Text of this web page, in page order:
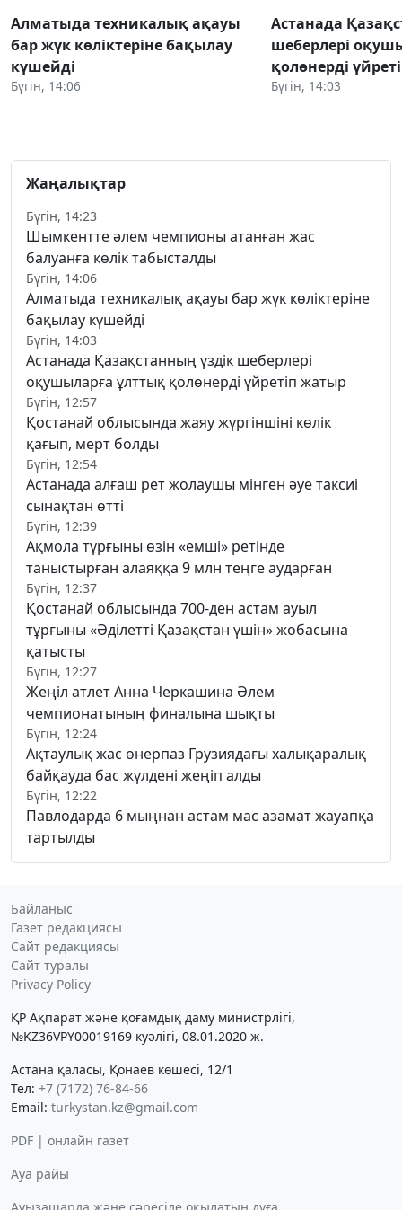
Алматыда техникалық ақауы
бар жүк көліктеріне бақылау
күшейді
Бүгін, 14:06
Астанада
шеберлері
қолөнерді
Бүгін, 14:03
Жаңалықтар
Бүгін, 14:23
Шымкентте әлем чемпионы атанған жас
балуанға көлік табысталды
Бүгін, 14:06
Алматыда техникалық ақауы бар жүк көліктеріне
бақылау күшейді
Бүгін, 14:03
Астанада Қазақстанның үздік шеберлері
оқушыларға ұлттық қолөнерді үйретіп жатыр
Бүгін, 12:57
Қостанай облысында жаяу жүргіншіні көлік
қағып, мерт болды
Бүгін, 12:54
Астанада алғаш рет жолаушы мінген әуе таксиі
сынақтан өтті
Бүгін, 12:39
Ақмола тұрғыны өзін «емші» ретінде
таныстырған алаяққа 9 млн теңге аударған
Бүгін, 12:37
Қостанай облысында 700-ден астам ауыл
тұрғыны «Әділетті Қазақстан үшін» жобасына
қатысты
Бүгін, 12:27
Жеңіл атлет Анна Черкашина Әлем
чемпионатының финалына шықты
Бүгін, 12:24
Ақтаулық жас өнерпаз Грузиядағы халықаралық
байқауда бас жүлдені жеңіп алды
Бүгін, 12:22
Павлодарда 6 мыңнан астам мас азамат жауапқа
тартылды
Байланыс
Газет редакциясы
Сайт редакциясы
Сайт туралы
Privacy Policy
ҚР Ақпарат және қоғамдық даму министрлігі,
№KZ36VPY00019169 куәлігі, 08.01.2020 ж.
Астана қаласы, Қонаев көшесі, 12/1
Тел: +7 (7172) 76-84-66
Email: turkystan.kz@gmail.com
PDF | онлайн газет
Ауа райы